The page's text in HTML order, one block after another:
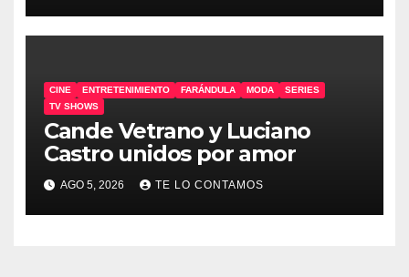
CINE ENTRETENIMIENTO FARÁNDULA MODA
SERIES
TV SHOWS
Cande Vetrano y Luciano
Castro unidos por amor
AGO 5, 2026 TE LO CONTAMOS